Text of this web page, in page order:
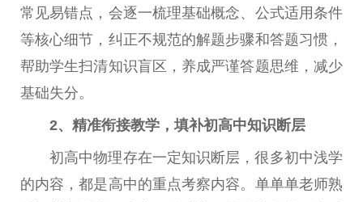
常见易错点，会逐一梳理基础概念、公式适用条件
等核心细节，纠正不规范的解题步骤和答题习惯，
帮助学生扫清知识盲区，养成严谨答题思维，减少
基础失分。
2、精准衔接教学，填补初高中知识断层
初高中物理存在一定知识断层，很多初中浅学
的内容，都是高中的重点考察内容。单单单老师熟